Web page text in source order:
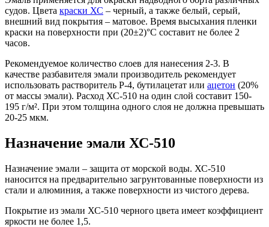
судов. Цвета краски ХС – черный, а также белый, серый,
внешний вид покрытия – матовое. Время высыхания пленки
краски на поверхности при (20±2)°С составит не более 2
часов.
Рекомендуемое количество слоев для нанесения 2-3. В
качестве разбавителя эмали производитель рекомендует
использовать растворитель Р-4, бутилацетат или ацетон (20%
от массы эмали). Расход ХС-510 на один слой составит 150-
195 г/м². При этом толщина одного слоя не должна превышать
20-25 мкм.
Назначение эмали ХС-510
Назначение эмали – защита от морской воды. ХС-510
наносится на предварительно загрунтованные поверхности из
стали и алюминия, а также поверхности из чистого дерева.
Покрытие из эмали ХС-510 черного цвета имеет коэффициент
яркости не более 1,5.